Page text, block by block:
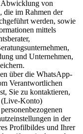
Abwicklung von
die im Rahmen der
werden, sowie
mittels
und Unternehmen,
über die WhatsApp-
Verantwortlichen
Sie zu kontaktieren,
(Live-Konto)
in der
Profilbildes und Ihrer